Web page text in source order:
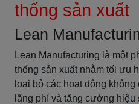
thống sản xuất
Lean
Lean Manufacturing là một
thống sản xuất nhằm tối ưu
loại bỏ các hoạt động
lãng phí và tăng cường